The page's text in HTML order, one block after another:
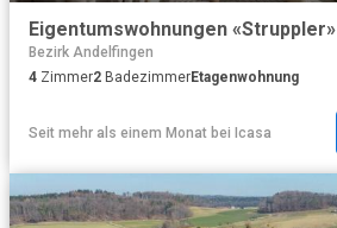
Eigentumswohnungen «Struppler»
Bezirk Andelfingen
4 Zimmer2 BadezimmerEtagenwohnung
Seit mehr als einem Monat bei Icasa